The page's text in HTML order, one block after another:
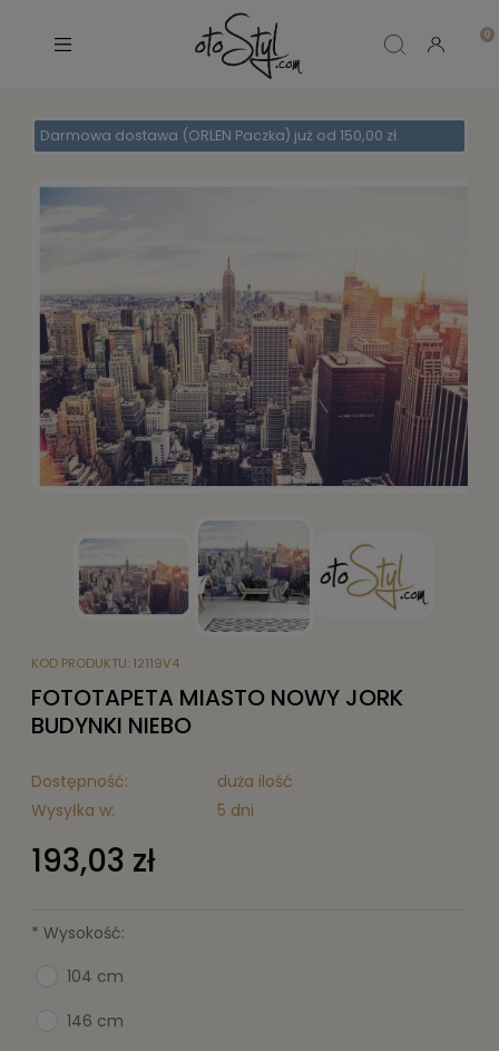
Darmowa dostawa (ORLEN Paczka) już od 150,00 zł.
KOD PRODUKTU: 12119V4
FOTOTAPETA MIASTO NOWY JORK
BUDYNKI NIEBO
Dostępność:
duża ilość
Wysyłka w:
5 dni
193,03 zł
* Wysokość:
104 cm
146 cm